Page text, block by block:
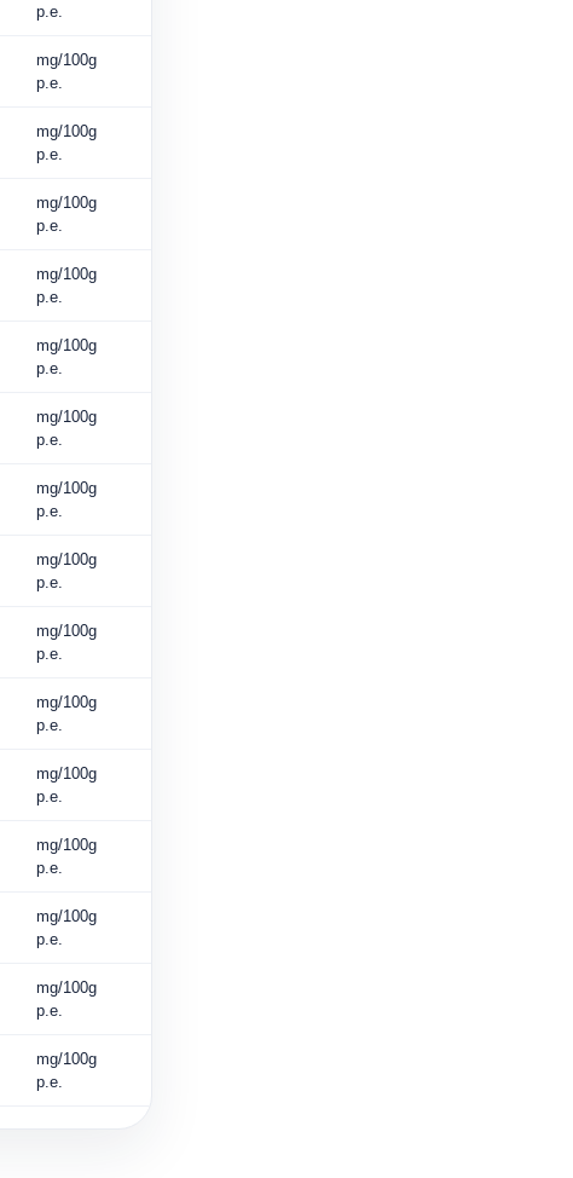
p.e.
mg/100g
p.e.
mg/100g
p.e.
mg/100g
p.e.
mg/100g
p.e.
mg/100g
p.e.
mg/100g
p.e.
mg/100g
p.e.
mg/100g
p.e.
mg/100g
p.e.
mg/100g
p.e.
mg/100g
p.e.
mg/100g
p.e.
mg/100g
p.e.
mg/100g
p.e.
mg/100g
p.e.